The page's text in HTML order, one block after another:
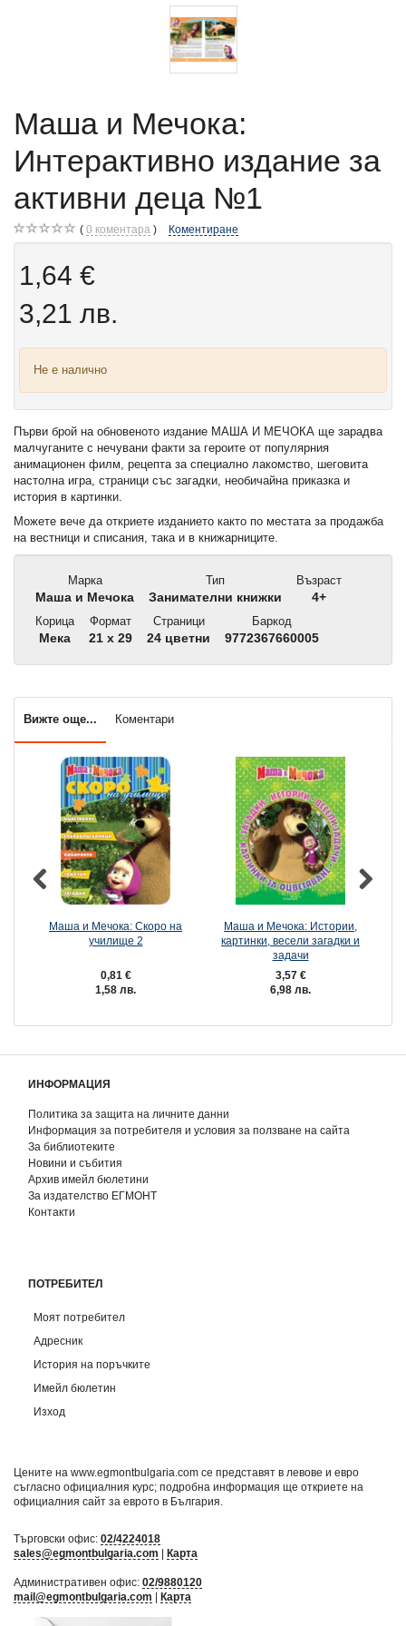
Маша и Мечока:
Интерактивно издание за
активни деца №1
0 коментара Коментиране
1,64 €
3,21 лв.
Не е налично
Първи брой на обновеното издание МАША И МЕЧОКА ще зарадва
малчуганите с нечувани факти за героите от популярния
анимационен филм, рецепта за специално лакомство, шеговита
настолна игра, страници със загадки, необичайна приказка и
история в картинки.
Можете вече да откриете изданието както по местата за продажба
на вестници и списания, така и в книжарниците.
Марка
Маша и Мечока
Тип
Занимателни книжки
Възраст
4+
Корица
Мека
Формат
21 x 29
Страници
24 цветни
Баркод
9772367660005
Вижте още... Коментари
Маша и Мечока: Скоро на
училище 2
0,81 €
1,58 лв.
Маша и Мечока: Истории,
картинки, весели загадки и
задачи
3,57 €
6,98 лв.
ИНФОРМАЦИЯ
Политика за защита на личните данни
Информация за потребителя и условия за ползване на сайта
За библиотеките
Новини и събития
Архив имейл бюлетини
За издателство ЕГМОНТ
Контакти
ПОТРЕБИТЕЛ
Моят потребител
Адресник
История на поръчките
Имейл бюлетин
Изход
Цените на www.egmontbulgaria.com се представят в левове и евро
съгласно официалния курс; подробна информация ще откриете на
официалния сайт за еврото в България
Търговски офис: 02/4224018
sales@egmontbulgaria.com
Карта
Административен офис: 02/9880120
mail@egmontbulgaria.com
Карта